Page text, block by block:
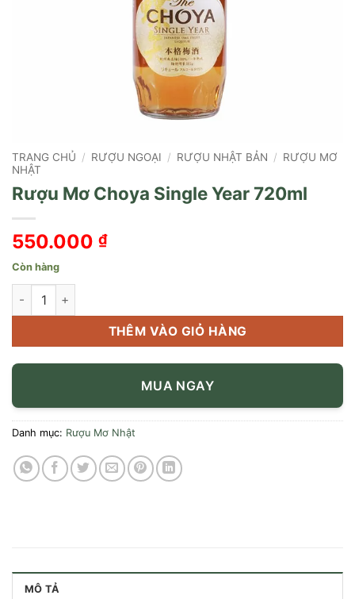
TRANG CHỦ / RƯỢU NGOẠI / RƯỢU NHẬT BẢN / RƯỢU MƠ
NHẬT
Rượu Mơ Choya Single Year 720ml
550.000 ₫
Còn hàng
Rượu Mơ Choya Single Year 720ml số lượng
THÊM VÀO GIỎ HÀNG
MUA NGAY
Danh mục: Rượu Mơ Nhật
MÔ TẢ